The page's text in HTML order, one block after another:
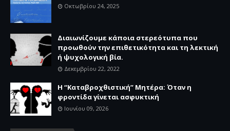
Οκτωβρίου 24, 2025
Διαιωνίζουμε κάποια στερεότυπα που
προωθούν την επιθετικότητα και τη λεκτική
ή ψυχολογική βία.
Δεκεμβρίου 22, 2022
Η “Καταβροχθιστική” Mητέρα: Όταν η
φροντίδα γίνεται ασφυκτική
Ιουνίου 09, 2026